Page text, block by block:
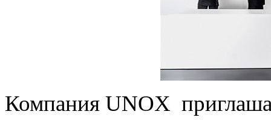
Компания UNOX